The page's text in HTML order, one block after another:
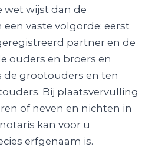
wet wijst dan de
vaste volgorde: eerst
partner en de
ouders en broers en
de grootouders en ten
Bij plaatsvervulling
of neven en nichten in
kan voor u
erfgenaam is.